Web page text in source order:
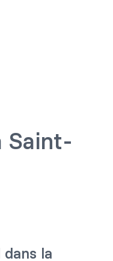
Saint-
la